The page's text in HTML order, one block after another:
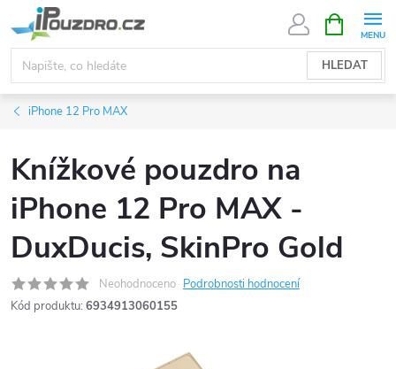
na
obsah
HLEDAT
NÁKUPNÍ
KOŠÍK
iPhone 12 Pro MAX
Knížkové pouzdro na
iPhone 12 Pro MAX -
DuxDucis, SkinPro Gold
Neohodnoceno Podrobnosti hodnocení
Kód produktu: 6934913060155